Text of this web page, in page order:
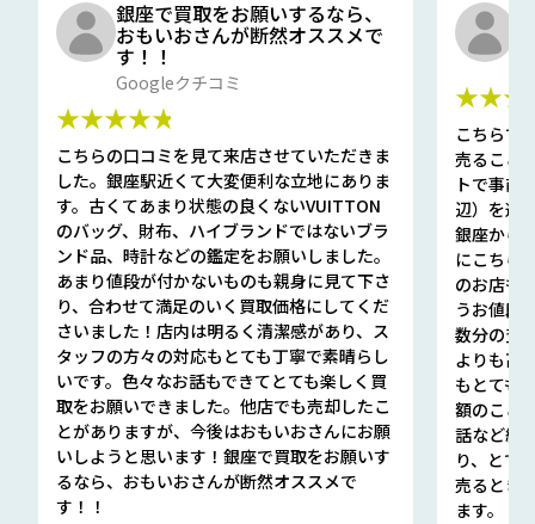
銀座で買取をお願いするなら、
おもいおさんが断然オススメで
す！！
Googleクチコミ
★★★★★
こちらの口コミを見て来店させていただきま
した。銀座駅近くて大変便利な立地にありま
す。古くてあまり状態の良くないVUITTON
のバッグ、財布、ハイブランドではないブラ
ンド品、時計などの鑑定をお願いしました。
あまり値段が付かないものも親身に見て下さ
り、合わせて満足のいく買取価格にしてくだ
さいました！店内は明るく清潔感があり、ス
タッフの方々の対応もとても丁寧で素晴らし
いです。色々なお話もできてとても楽しく買
取をお願いできました。他店でも売却したこ
とがありますが、今後はおもいおさんにお願
いしようと思います！銀座で買取をお願いす
るなら、おもいおさんが断然オススメで
す！！
こちらで
売ること
トで事前
辺）を選
銀座から
にこちら
のお店も
うお値段
数分の査
よりも高
もとても
額のこと
話など細
り、とて
売るとき
ます。